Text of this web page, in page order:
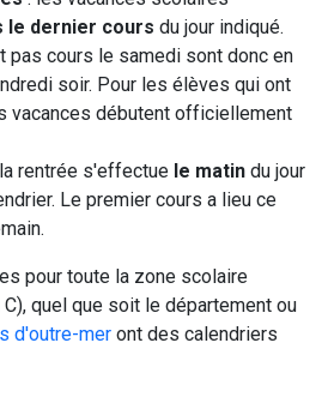
le dernier cours du jour indiqué.
pas cours le samedi sont donc en
soir. Pour les élèves qui ont
vacances débutent officiellement
rentrée s'effectue le matin du jour
Le premier cours a lieu ce
pour toute la zone scolaire
quel que soit le département ou
d'outre-mer ont des calendriers